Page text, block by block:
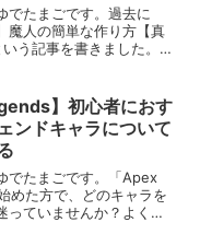
でたまごです。過去に
魔人の簡単な作り方【真
う記事を書きました。こ
。今回で作成できる悪魔
ダー ブ...
】初心者におす
ンドキャラについて
でたまごです。「Apex
めた方で、どのキャラを
っていませんか？よく